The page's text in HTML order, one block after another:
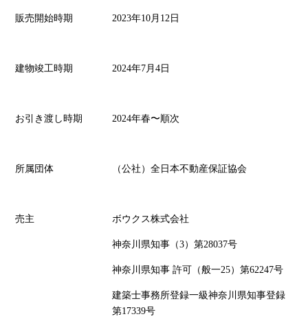
販売開始時期 2023年10月12日
建物竣工時期 2024年7月4日
お引き渡し時期 2024年春〜順次
所属団体 （公社）全日本不動産保証協会
売主 ボウクス株式会社
神奈川県知事（3）第28037号
神奈川県知事 許可（般一25）第62247号
建築士事務所登録一級神奈川県知事登録
第17339号